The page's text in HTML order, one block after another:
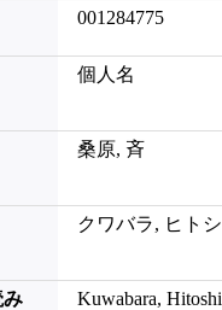
001284775
個人名
桑原, 斉
クワバラ, ヒトシ
み Kuwabara, Hitoshi